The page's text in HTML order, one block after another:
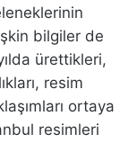
bilgiler de
ürettikleri,
resim
ortaya
resimleri